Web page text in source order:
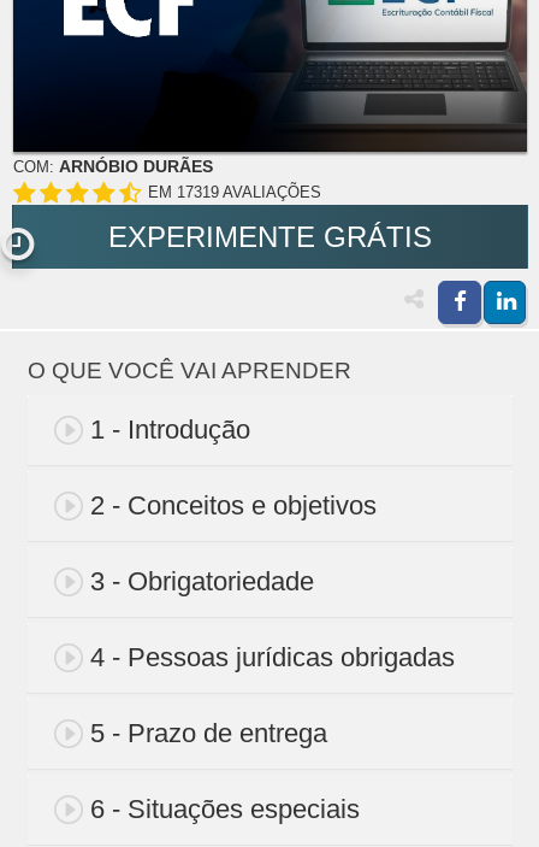
COM: ARNÓBIO DURÃES
EM 17319 AVALIAÇÕES
EXPERIMENTE GRÁTIS
O QUE VOCÊ VAI APRENDER
1 - Introdução
2 - Conceitos e objetivos
3 - Obrigatoriedade
4 - Pessoas jurídicas obrigadas
5 - Prazo de entrega
6 - Situações especiais